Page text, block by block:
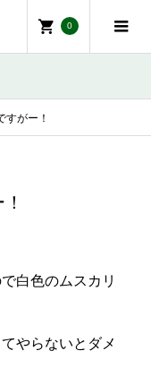
0
すがー！
白色のムスカリ
やらないとダメ